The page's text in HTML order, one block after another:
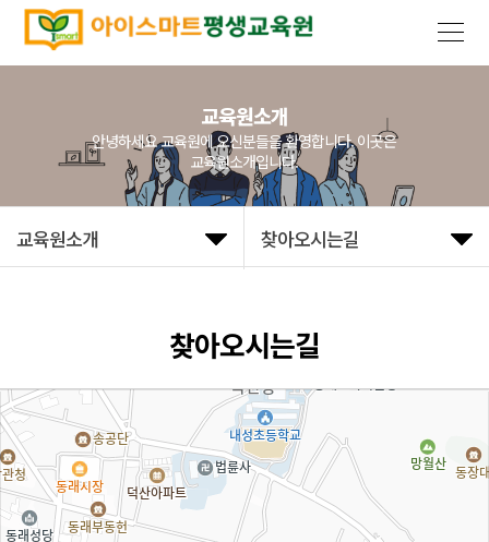
교육원소개
안녕하세요 교육원에 오신분들을 환영합니다. 이곳은
교육원소개입니다.
교육원소개 찾아오시는길
찾아오시는길